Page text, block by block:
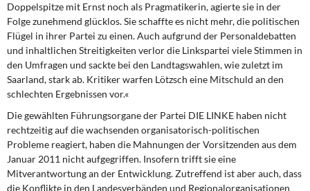
Doppelspitze mit Ernst noch als Pragmatikerin, agierte sie in der
Folge zunehmend glücklos. Sie schaffte es nicht mehr, die politischen
Flügel in ihrer Partei zu einen. Auch aufgrund der Personaldebatten
und inhaltlichen Streitigkeiten verlor die Linkspartei viele Stimmen in
den Umfragen und sackte bei den Landtagswahlen, wie zuletzt im
Saarland, stark ab. Kritiker warfen Lötzsch eine Mitschuld an den
schlechten Ergebnissen vor.«
Die gewählten Führungsorganeder Partei DIE LINKE haben nicht
rechtzeitig auf die wachsenden organisatorisch-politischen
Probleme reagiert, haben die Mahnungen der Vorsitzenden aus dem
Januar 2011 nicht aufgegriffen. Insofern trifft sie eine
Mitverantwortung an der Entwicklung. Zutreffend ist aber auch, dass
die Konflikte in den Landesverbänden und Regionalorganisationen